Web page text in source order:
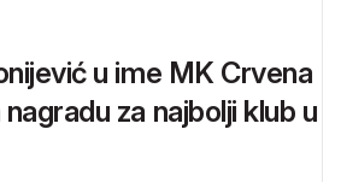
u ime MK Crvena
za najbolji klub u